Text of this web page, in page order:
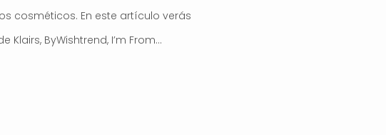
cosméticos. En este artículo verás
ByWishtrend, I’m From…